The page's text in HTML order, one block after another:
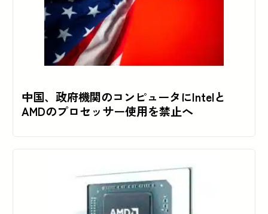
中国、政府機関のコンピュータにIntelと
AMDのプロセッサー使用を禁止へ